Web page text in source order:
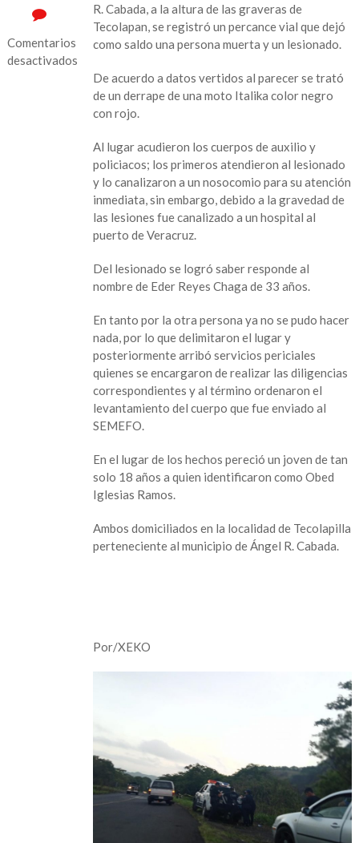
Comentarios
desactivados
R. Cabada, a la altura de las graveras de
Tecolapan, se registró un percance vial que dejó
como saldo una persona muerta y un lesionado.
De acuerdo a datos vertidos al parecer se trató
de un derrape de una moto Italika color negro
con rojo.
Al lugar acudieron los cuerpos de auxilio y
policiacos; los primeros atendieron al lesionado
y lo canalizaron a un nosocomio para su atención
inmediata, sin embargo, debido a la gravedad de
las lesiones fue canalizado a un hospital al
puerto de Veracruz.
Del lesionado se logró saber responde al
nombre de Eder Reyes Chaga de 33 años.
En tanto por la otra persona ya no se pudo hacer
nada, por lo que delimitaron el lugar y
posteriormente arribó servicios periciales
quienes se encargaron de realizar las diligencias
correspondientes y al término ordenaron el
levantamiento del cuerpo que fue enviado al
SEMEFO.
En el lugar de los hechos pereció un joven de tan
solo 18 años a quien identificaron como Obed
Iglesias Ramos.
Ambos domiciliados en la localidad de Tecolapilla
perteneciente al municipio de Ángel R. Cabada.
Por/XEKO